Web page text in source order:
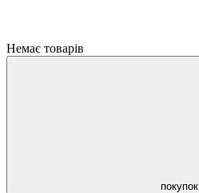
Немає товарів
покупок